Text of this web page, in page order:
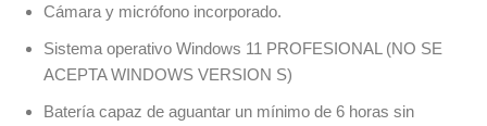
Cámara y micrófono incorporado.
Sistema operativo Windows 11 PROFESIONAL (NO SE
ACEPTA WINDOWS VERSION S)
Batería capaz de aguantar un mínimo de 6 horas sin